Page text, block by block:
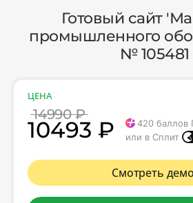
Готовый сайт
промышленного
№ 105481
ЦЕНА
14990 ₽
10493 ₽ 420 баллов
или в Сплит
Смотреть демо